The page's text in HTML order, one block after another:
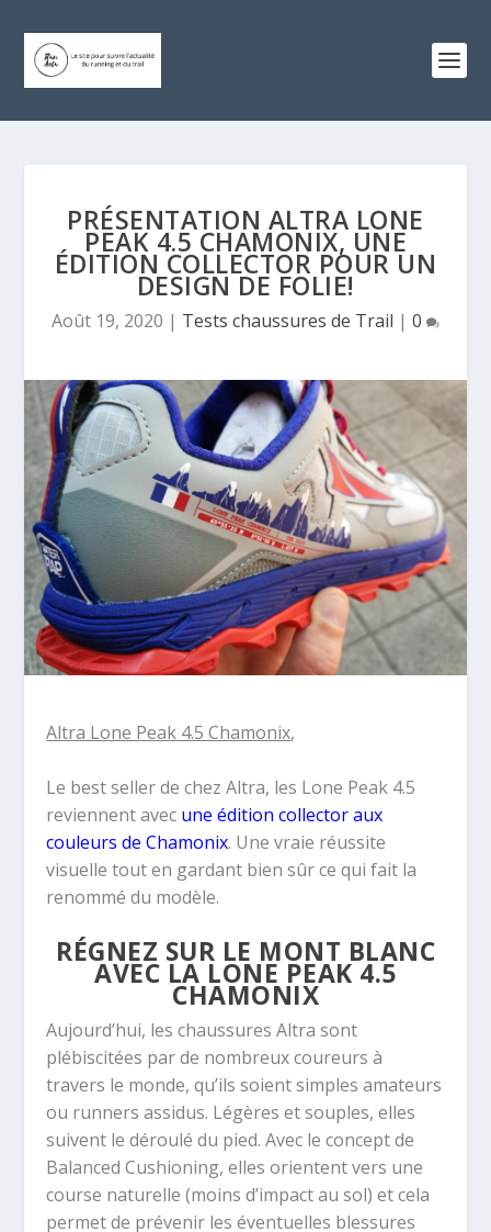
PRÉSENTATION ALTRA LONE
PEAK 4.5 CHAMONIX, UNE
ÉDITION COLLECTOR POUR UN
DESIGN DE FOLIE!
Août 19, 2020 | Tests chaussures de Trail | 0
Altra Lone Peak 4.5 Chamonix,
Le best seller de chez Altra, les Lone Peak 4.5
reviennent avec une édition collector aux
couleurs de Chamonix. Une vraie réussite
visuelle tout en gardant bien sûr ce qui fait la
renommé du modèle.
RÉGNEZ SUR LE MONT BLANC
AVEC LA LONE PEAK 4.5
CHAMONIX
Aujourd’hui, les chaussures Altra sont
plébiscitées par de nombreux coureurs à
travers le monde, qu’ils soient simples amateurs
ou runners assidus. Légères et souples, elles
suivent le déroulé du pied. Avec le concept de
Balanced Cushioning, elles orientent vers une
course naturelle (moins d’impact au sol) et cela
permet de prévenir les éventuelles blessures